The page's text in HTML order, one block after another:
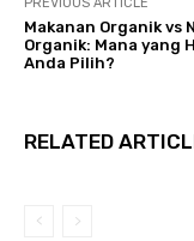
Makanan Organik vs
Organik: Mana yang
Anda Pilih?
RELATED